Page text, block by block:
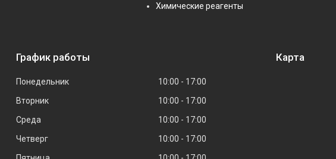
Химические реагенты
График работы
Понедельник 10:00
17:00
Вторник
10:00
17:00
Среда
10:00
17:00
Четверг
10:00
17:00
Карта